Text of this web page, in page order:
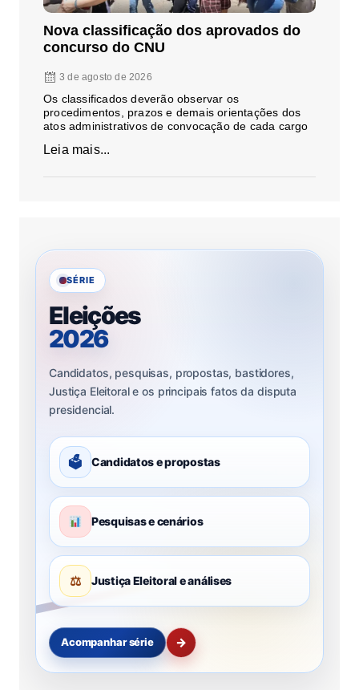
Nova classificação dos aprovados do
concurso do CNU
3 de agosto de 2026
Os classificados deverão observar os
procedimentos, prazos e demais orientações dos
atos administrativos de convocação de cada cargo
Leia mais...
SÉRIE
Eleições
2026
Candidatos, pesquisas, propostas, bastidores,
Justiça Eleitoral e os principais fatos da disputa
presidencial.
🗳 Candidatos e propostas
Pesquisas e cenários
⚖ Justiça Eleitoral e análises
Acompanhar série →